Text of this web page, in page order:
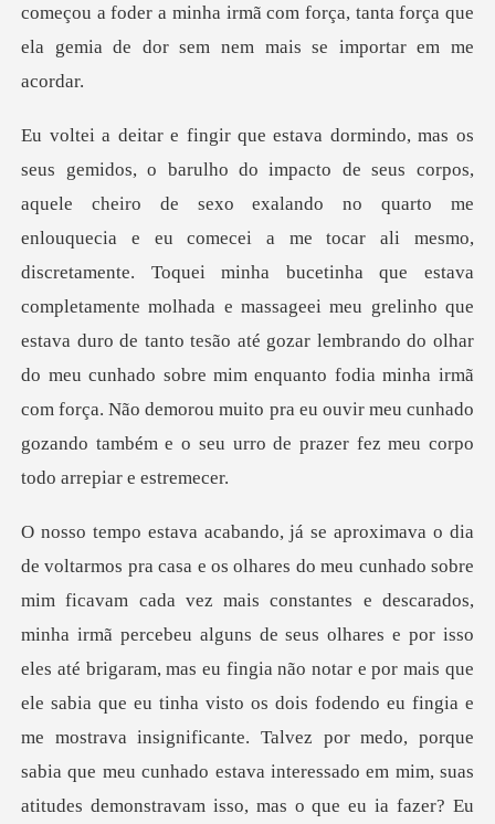
e tocar ali mesmo,
discretamente. Toquei minha bucetinha que estava
completamente molhada e massageei meu grelinho que
estava duro de tanto tesão até gozar lembrando do olhar
do m
m, mas eu fingia não notar e por mais que
ele sabia que eu tinha visto os dois fodendo eu fingia e
me mostrava insignificante. Talvez por medo, porque
sabia que meu cunhado estava interessado em mim, suas
atitudes demonstravam isso